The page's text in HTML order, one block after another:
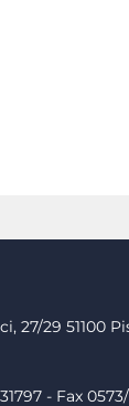
27/29 51100
- Fax 0573/